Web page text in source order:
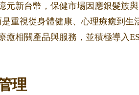
元新台幣，保健市場因應銀髮族
重視從身體健康、心理療癒到生
相關產品與服務，並積極導入
理